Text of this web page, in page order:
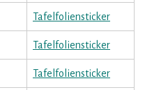
Tafelfoliensticker
Tafelfoliensticker
Tafelfoliensticker